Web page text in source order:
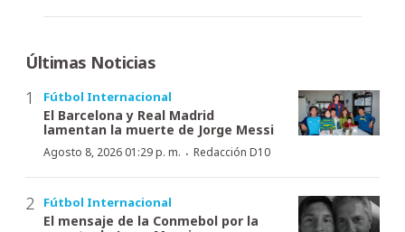
Últimas Noticias
Fútbol Internacional
El Barcelona y Real Madrid
lamentan la muerte de Jorge Messi
Agosto 8, 2026 01:29 p. m. · Redacción D10
Fútbol Internacional
El mensaje de la Conmebol por la